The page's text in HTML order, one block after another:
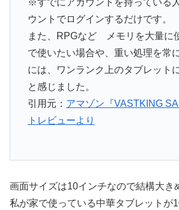
ウントでログインするだけです。
また、RPGなど メモリを大量に
で使いたい場合や、重い処理を常
には、ワンランク上のタブレット
と感じました。
引用元： アマゾン『VASTKING
トレビューより
画面サイズは10インチなので結構大き
私が家で使っている中華タブレットが